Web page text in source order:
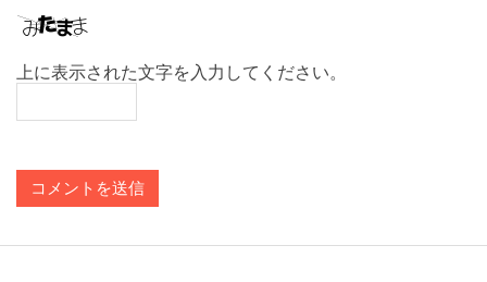
上に表示された文字を入力してください。